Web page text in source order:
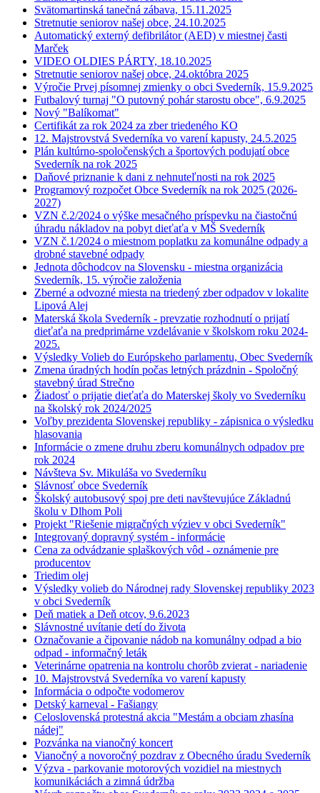
Svätomartinská tanečná zábava, 15.11.2025
Stretnutie seniorov našej obce, 24.10.2025
Automatický externý defibrilátor (AED) v miestnej časti
Marček
VIDEO OLDIES PÁRTY, 18.10.2025
Stretnutie seniorov našej obce, 24.októbra 2025
Výročie Prvej písomnej zmienky o obci Svederník, 15.9.2025
Futbalový turnaj "O putovný pohár starostu obce", 6.9.2025
Nový "Balíkomat"
Certifikát za rok 2024 za zber triedeného KO
12. Majstrovstvá Svederníka vo varení kapusty, 24.5.2025
Plán kultúrno-spoločenských a športových podujatí obce
Svederník na rok 2025
Daňové priznanie k dani z nehnuteľnosti na rok 2025
Programový rozpočet Obce Svederník na rok 2025 (2026-
2027)
VZN č.2/2024 o výške mesačného príspevku na čiastočnú
úhradu nákladov na pobyt dieťaťa v MŠ Svederník
VZN č.1/2024 o miestnom poplatku za komunálne odpady a
drobné stavebné odpady
Jednota dôchodcov na Slovensku - miestna organizácia
Svederník, 15. výročie založenia
Zberné a odvozné miesta na triedený zber odpadov v lokalite
Lipová Alej
Materská škola Svederník - prevzatie rozhodnutí o prijatí
dieťaťa na predprimárne vzdelávanie v školskom roku 2024-
2025.
Výsledky Volieb do Európskeho parlamentu, Obec Svederník
Zmena úradných hodín počas letných prázdnin - Spoločný
stavebný úrad Strečno
Žiadosť o prijatie dieťaťa do Materskej školy vo Svederníku
na školský rok 2024/2025
Voľby prezidenta Slovenskej republiky - zápisnica o výsledku
hlasovania
Informácie o zmene druhu zberu komunálnych odpadov pre
rok 2024
Návšteva Sv. Mikuláša vo Svederníku
Slávnosť obce Svederník
Školský autobusový spoj pre deti navštevujúce Základnú
školu v Dlhom Poli
Projekt "Riešenie migračných výziev v obci Svederník"
Integrovaný dopravný systém - informácie
Cena za odvádzanie splaškových vôd - oznámenie pre
producentov
Triedim olej
Výsledky volieb do Národnej rady Slovenskej republiky 2023
v obci Svederník
Deň matiek a Deň otcov, 9.6.2023
Slávnostné uvítanie detí do života
Označovanie a čipovanie nádob na komunálny odpad a bio
odpad - informačný leták
Veterinárne opatrenia na kontrolu chorôb zvierat - nariadenie
10. Majstrovstvá Svederníka vo varení kapusty
Informácia o odpočte vodomerov
Detský karneval - Fašiangy
Celoslovenská protestná akcia "Mestám a obciam zhasína
nádej"
Pozvánka na vianočný koncert
Vianočný a novoročný pozdrav z Obecného úradu Svederník
Výzva - parkovanie motorových vozidiel na miestnych
komunikáciách a zimná údržba